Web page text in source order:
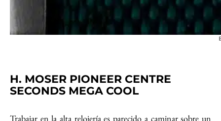
H. MOSER PIONEER CENTRE
SECONDS MEGA COOL
Trabajar en la alta relojería es parecido a caminar sobre un